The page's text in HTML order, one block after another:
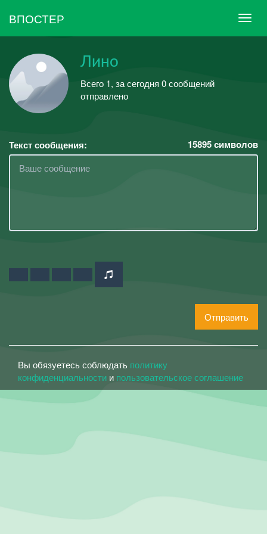
ВПОСТЕР
Лино
Всего 1, за сегодня 0 сообщений
отправлено
Текст сообщения: 15895символов
Отправить
Вы обязуетесь соблюдать политику
конфиденциальности и пользовательское соглашение